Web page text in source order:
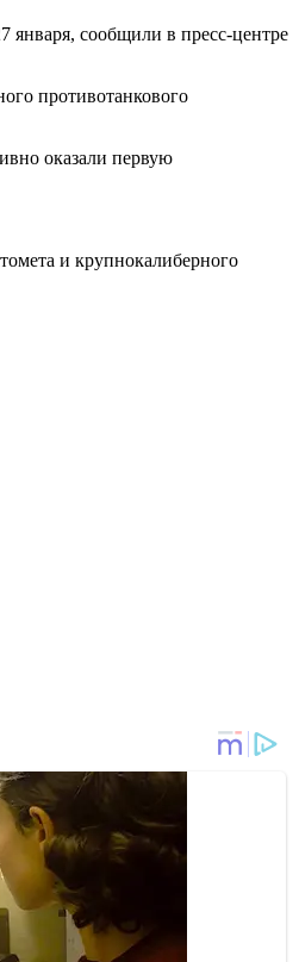
января, сообщили в пресс-центре
противотанкового
оказали первую
и крупнокалиберного